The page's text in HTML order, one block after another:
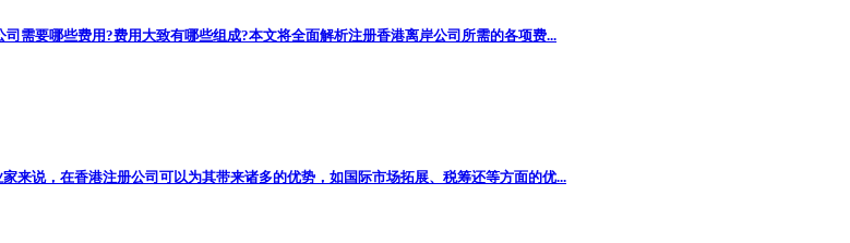
需要哪些费用?费用大致有哪些组成?本文将全面解析注册香港离岸公司所需的各项费...
来说，在香港注册公司​可以为其带来诸多的优势，如国际市场拓展、税筹还等方面的优...